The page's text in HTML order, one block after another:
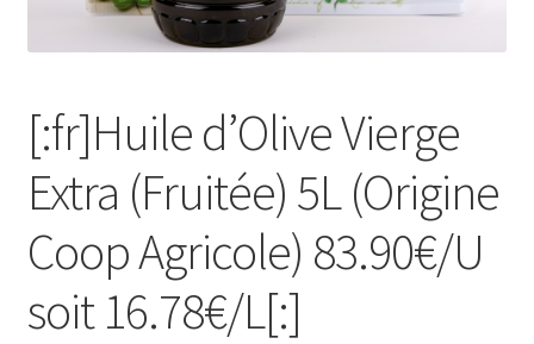
[:fr]Ma Commande[:es]Mi Pedido[:]
[:fr]Newsletter[:]
[:fr]Panier[:es]Carrito[:]
[:fr]Tarif complet[:]
[:fr]Huile d’Olive Vierge
Extra (Fruitée) 5L (Origine
Coop Agricole) 83.90€/U
soit 16.78€/L[:]